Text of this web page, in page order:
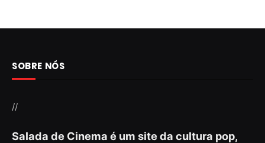
SOBRE NÓS
//
Salada de Cinema é um site da cultura pop,